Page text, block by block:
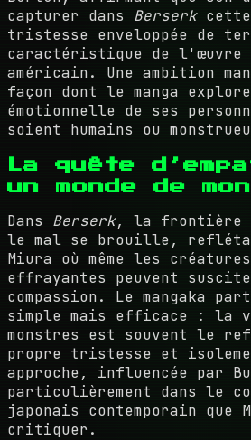
capturer dans Berserkcette
tristesse enveloppée de
caractéristique de l'œuvre
américain. Une ambition
façon dont le manga
émotionnelle de ses
soient humains ou
La quête
un monde de
Dans Berserk, la frontière
le mal se brouille,
Miura où même les
effrayantes peuvent
compassion. Le mangaka
simple mais efficace : la
monstres est souvent le
propre tristesse et
approche, influencée par
particulièrement dans le
japonais contemporain que
critiquer.